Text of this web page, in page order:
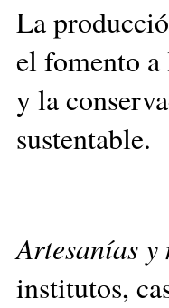
La
el fomento a
y la
sustentable.
Artesanías y
institutos,